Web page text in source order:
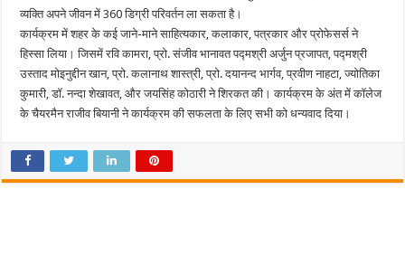
व्यक्ति अपने जीवन में 360 डिग्री परिवर्तन ला सकता है।
कार्यक्रम में शहर के कई जाने-माने साहित्यकार, कलाकार, पत्रकार और प्रोफेसर्स ने
हिस्सा लिया। जिसमें रवि कामरा, प्रो. संजीव भानावत पद्मश्री अर्जुन प्रजापत, पद्मश्री
उस्ताद मोइनुद्दीन खान, प्रो. कलानाथ शास्त्री, प्रो. दयानन्द भार्गव, प्रवीण नाहटा, ज्योतिका
कुमारी, डॉ. नन्दा शेखावत, और जयसिंह कोठारी ने शिरकत की। कार्यक्रम के अंत में कॉलेज
के चैयरमैन राजीव बियानी ने कार्यक्रम की सफलता के लिए सभी को धन्यवाद दिया।